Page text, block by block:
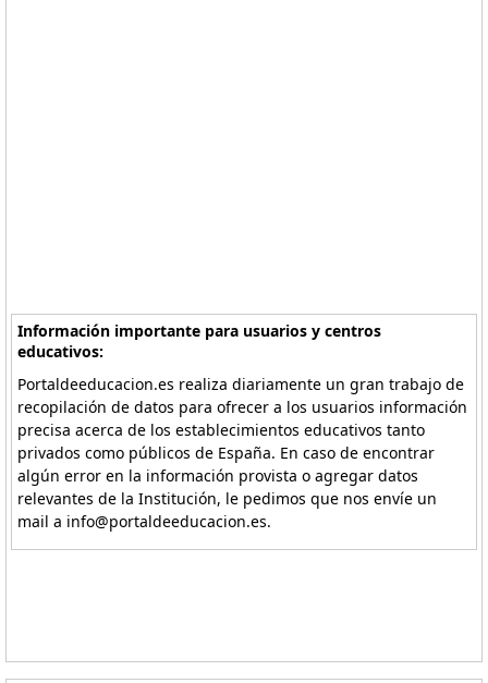
Información importante para usuarios y centros
educativos:
Portaldeeducacion.es realiza diariamente un gran trabajo de
recopilación de datos para ofrecer a los usuarios información
precisa acerca de los establecimientos educativos tanto
privados como públicos de España. En caso de encontrar
algún error en la información provista o agregar datos
relevantes de la Institución, le pedimos que nos envíe un
mail a info@portaldeeducacion.es.